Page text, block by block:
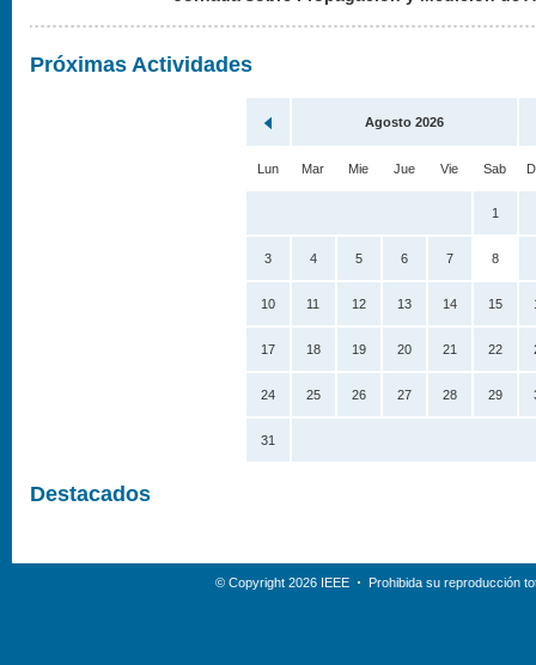
Próximas Actividades
Agosto 2026
Lun Mar Mie Jue Vie Sab
1
3 4 5 6 7 8
10 11 12 13 14 15
17 18 19 20 21 22
24 25 26 27 28 29
31
Destacados
© Copyright 2026 IEEE Prohibida su reproducción